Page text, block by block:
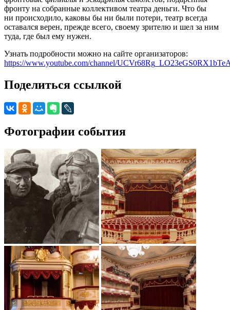
фронту на собранные коллективом театра деньги. Что бы
ни происходило, каковы бы ни были потери, театр всегда
оставался верен, прежде всего, своему зрителю и шел за ним
туда, где был ему нужен.
Узнать подробности можно на сайте организаторов:
https://www.youtube.com/channel/
Поделиться ссылкой
Фотографии события